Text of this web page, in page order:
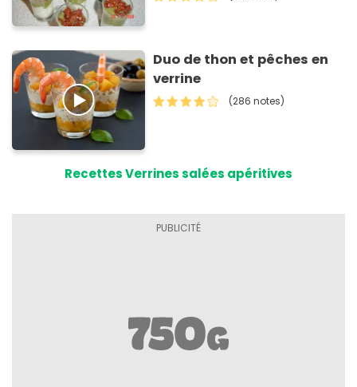
Duo de thon et pêches en
verrine
(286 notes)
Recettes Verrines salées apéritives